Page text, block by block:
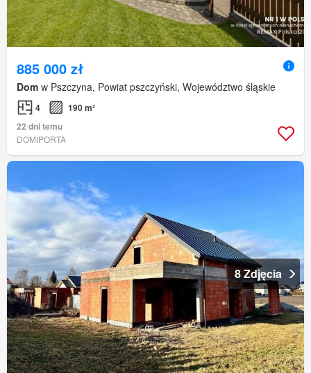
885 000 zł
Dom w Pszczyna, Powiat pszczyński, Województwo śląskie
4
190 m²
22 dni temu
DOMIPORTA
8 Zdjęcia